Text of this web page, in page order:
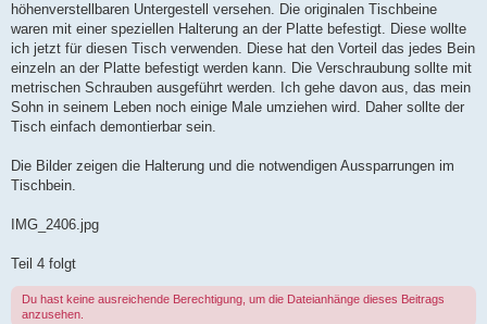
höhenverstellbaren Untergestell versehen. Die originalen Tischbeine
waren mit einer speziellen Halterung an der Platte befestigt. Diese wollte
ich jetzt für diesen Tisch verwenden. Diese hat den Vorteil das jedes Bein
einzeln an der Platte befestigt werden kann. Die Verschraubung sollte mit
metrischen Schrauben ausgeführt werden. Ich gehe davon aus, das mein
Sohn in seinem Leben noch einige Male umziehen wird. Daher sollte der
Tisch einfach demontierbar sein.
Die Bilder zeigen die Halterung und die notwendigen Aussparrungen im
Tischbein.
IMG_2406.jpg
Teil 4 folgt
Du hast keine ausreichende Berechtigung, um die Dateianhänge dieses Beitrags
anzusehen.